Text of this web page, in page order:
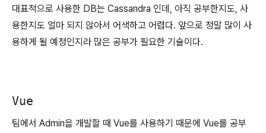
대표적으로 사용한 DB는 Cassandra 인데, 아직 공부한지도, 사
용한지도 얼마 되지 않아서 어색하고 어렵다. 앞으로 정말 많이 사
용하게 될 예정인지라 많은 공부가 필요한 기술이다.
Vue
팀에서 Admin을 개발할 때 Vue를 사용하기 때문에 Vue를 공부